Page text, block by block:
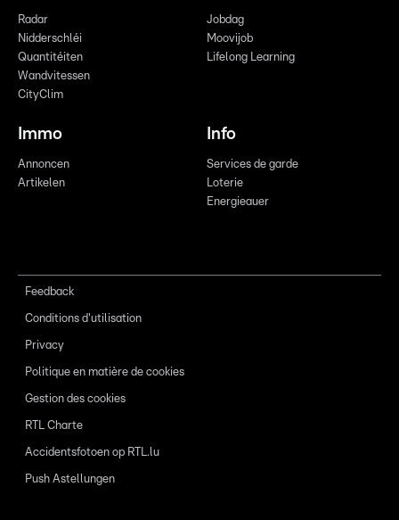
Radar
Nidderschléi
Quantitéiten
Wandvitessen
CityClim
Jobdag
Moovijob
Lifelong Learning
Immo
Annoncen
Artikelen
Info
Services de garde
Loterie
Energieauer
Feedback
Conditions d'utilisation
Privacy
Politique en matière de cookies
Gestion des cookies
RTL Charte
Accidentsfotoen op RTL.lu
Push Astellungen